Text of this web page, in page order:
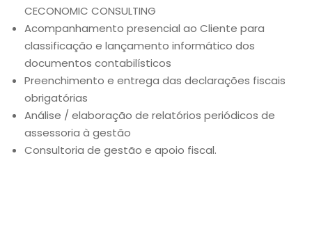
CECONOMIC CONSULTING
Acompanhamento presencial ao Cliente para
classificação e lançamento informático dos
documentos contabilísticos
Preenchimento e entrega das declarações fiscais
obrigatórias
Análise / elaboração de relatórios periódicos de
assessoria à gestão
Consultoria de gestão e apoio fiscal.